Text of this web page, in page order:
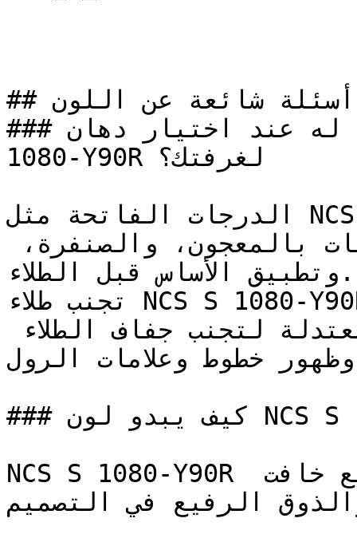
## أسئلة شائعة عن اللون
### ما الذي يجب الانتباه له عند اختيار دهان NCS S
1080-Y90R لغرفتك؟
الدرجات الفاتحة مثل NCS S 1080-Y90R تتطلب تجهيزاً
وتطبيق الأساس قبل الطلاء.
تجنب طلاء NCS S 1080-Y90R تحت أشعة الشمس المباشرة؛
خطوط وعلامات الرول.
### كيف يبدو لون NCS S 1080-Y90R على جدران المنزل؟
NCS S 1080-Y90R أحمر دافئ ومتوسط النطاق بتشبع خافت
الرفيع في التصميم.